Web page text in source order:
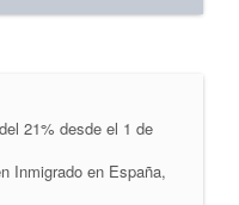
21% desde el 1 de
Inmigrado en España,